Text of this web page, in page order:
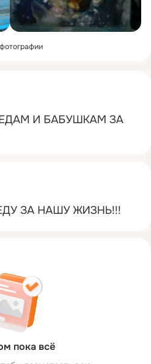
И БАБУШКАМ ЗА
ЗА НАШУ ЖИЗНЬ!!!
пока всё